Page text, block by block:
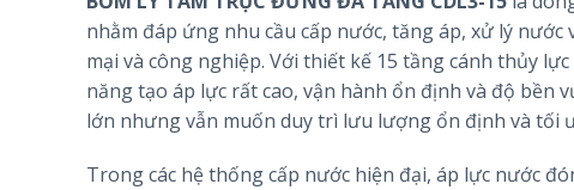
nhằm đáp ứng nhu cầu cấp nước, tăng áp, xử lý
mại và công nghiệp. Với thiết kế 15 tầng cánh thủy
năng tạo áp lực rất cao, vận hành ổn định và độ bền
lớn nhưng vẫn muốn duy trì lưu lượng ổn định và tối
Trong các hệ thống cấp nước hiện đại, áp lực nước